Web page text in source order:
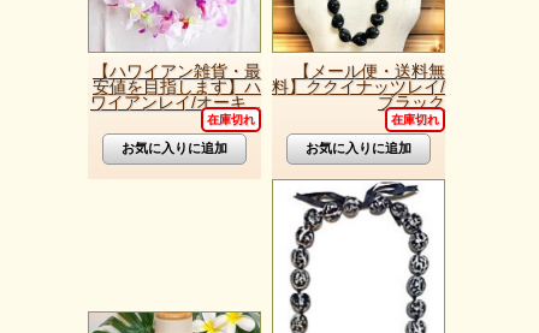
【ハワイアン雑貨・最
安値を目指します】ハ
ワイアンレイ/オーキ...
在庫切れ
【メール便・送料無
料】ククイナッツレイ/
ブラック
在庫切れ